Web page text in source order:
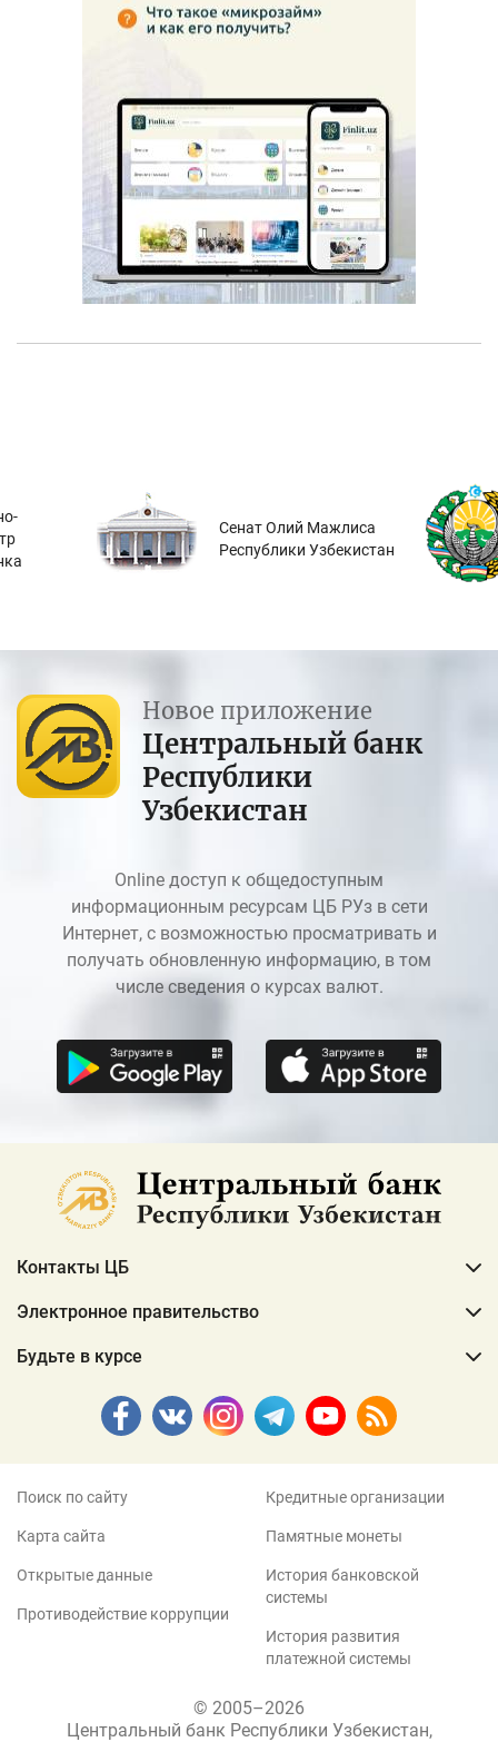
Сенат Олий Мажлиса
Республики Узбекистан
Новое приложение
Центральный банк
Республики
Узбекистан
Online доступ к общедоступным
информационным ресурсам ЦБ РУз в сети
Интернет, с возможностью просматривать и
получать обновленную информацию, в том
числе сведения о курсах валют.
Контакты ЦБ
Электронное правительство
Будьте в курсе
Поиск по сайту
Карта сайта
Открытые данные
Противодействие коррупции
Кредитные организации
Памятные монеты
История банковской
системы
История развития
платежной системы
© 2005–2026
Центральный банк Республики Узбекистан,